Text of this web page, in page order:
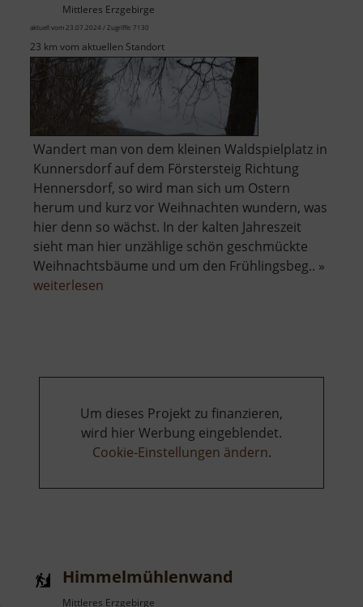
Mittleres Erzgebirge
aktuell vom 23.07.2024 / Zugriffe: 7130
23 km vom aktuellen Standort
Wandert man von dem kleinen Waldspielplatz in
Kunnersdorf auf dem Förstersteig Richtung
Hennersdorf, so wird man sich um Ostern
herum und kurz vor Weihnachten wundern, was
hier denn so wächst. In der kalten Jahreszeit
sieht man hier unzählige schön geschmückte
Weihnachtsbäume und um den Frühlingsbeg.. »
weiterlesen
Um dieses Projekt zu finanzieren,
wird hier Werbung eingeblendet.
Cookie-Einstellungen ändern.
Himmelmühlenwand
Mittleres Erzgebirge